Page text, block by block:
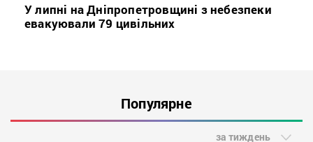
У липні на Дніпропетровщині з небезпеки
евакуювали 79 цивільних
Популярне
за тиждень